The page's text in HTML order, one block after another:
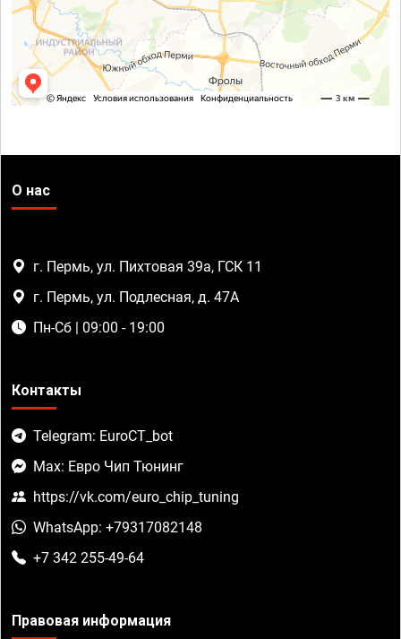
О нас
г. Пермь, ул. Пихтовая 39а, ГСК 11
г. Пермь, ул. Подлесная, д. 47А
Пн-Сб | 09:00 - 19:00
Контакты
Telegram: EuroCT_bot
Max: Евро Чип Тюнинг
https://vk.com/euro_chip_tuning
WhatsApp: +79317082148
+7 342 255-49-64
Правовая информация